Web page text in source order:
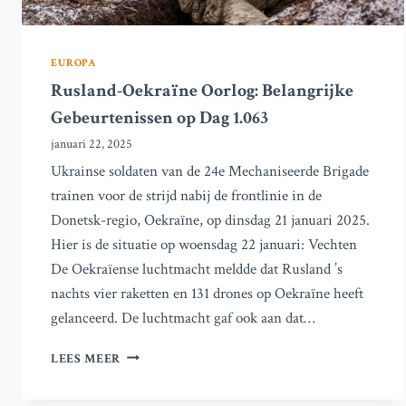
EUROPA
Rusland-Oekraïne Oorlog: Belangrijke
Gebeurtenissen op Dag 1.063
januari 22, 2025
Ukrainse soldaten van de 24e Mechaniseerde Brigade
trainen voor de strijd nabij de frontlinie in de
Donetsk-regio, Oekraïne, op dinsdag 21 januari 2025.
Hier is de situatie op woensdag 22 januari: Vechten
De Oekraïense luchtmacht meldde dat Rusland ’s
nachts vier raketten en 131 drones op Oekraïne heeft
gelanceerd. De luchtmacht gaf ook aan dat…
LEES MEER RUSLAND-